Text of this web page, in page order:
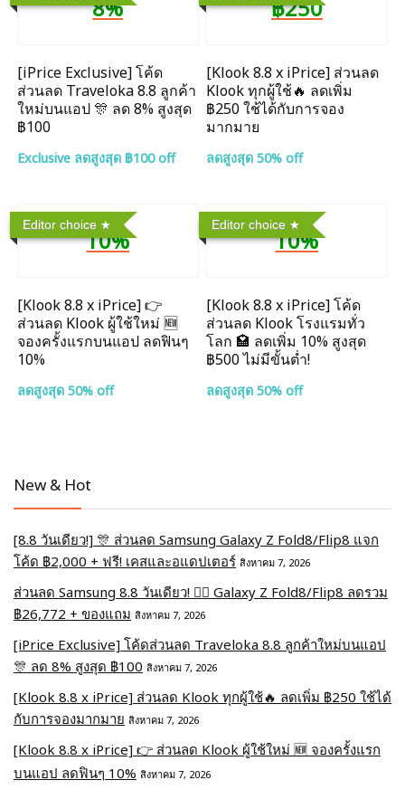
8%
[iPrice Exclusive] โค้ด
ส่วนลด Traveloka 8.8 ลูกค้า
ใหม่บนแอป 🎊 ลด 8% สูงสุด​
฿100
Exclusive ลดสูงสุด ฿100 off
฿250
[Klook 8.8 x iPrice] ส่วนลด
Klook ทุกผู้ใช้🔥 ลดเพิ่ม
฿250 ใช้ได้กับการจอง
มากมาย
ลดสูงสุด 50% off
Editor choice
10%
[Klook 8.8 x iPrice] 👉
ส่วนลด Klook ผู้ใช้ใหม่ 🆕
จองครั้งแรกบนแอป ลดฟินๆ
10%
ลดสูงสุด 50% off
Editor choice
10%
[Klook 8.8 x iPrice] โค้ด
ส่วนลด Klook โรงแรมทั่ว
โลก 🏩 ลดเพิ่ม 10% สูงสุด
฿500 ไม่มีขั้นต่ำ!
ลดสูงสุด 50% off
New & Hot
[8.8 วันเดียว!] 🎊 ส่วนลด Samsung Galaxy Z Fold8/Flip8 แจก
โค้ด ฿2,000 + ฟรี! เคสและอแดปเตอร์ สิงหาคม 7, 2026
ส่วนลด Samsung 8.8 วันเดียว! ❤️‍🔥 Galaxy Z Fold8/Flip8 ลดรวม
฿26,772 + ของแถม สิงหาคม 7, 2026
[iPrice Exclusive] โค้ดส่วนลด Traveloka 8.8 ลูกค้าใหม่บนแอป
🎊 ลด 8% สูงสุด​ ฿100 สิงหาคม 7, 2026
[Klook 8.8 x iPrice] ส่วนลด Klook ทุกผู้ใช้🔥 ลดเพิ่ม ฿250 ใช้ได้
กับการจองมากมาย สิงหาคม 7, 2026
[Klook 8.8 x iPrice] 👉 ส่วนลด Klook ผู้ใช้ใหม่ 🆕 จองครั้งแรก
บนแอป ลดฟินๆ 10% สิงหาคม 7, 2026